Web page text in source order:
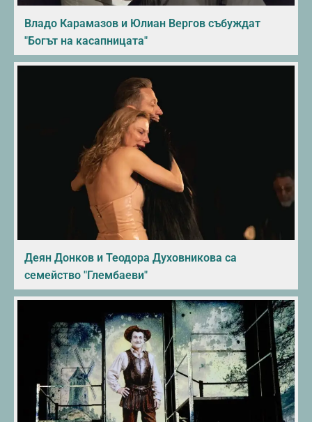
Владо Карамазов и Юлиан Вергов събуждат
"Богът на касапницата"
Деян Донков и Теодора Духовникова са
семейство "Глембаеви"